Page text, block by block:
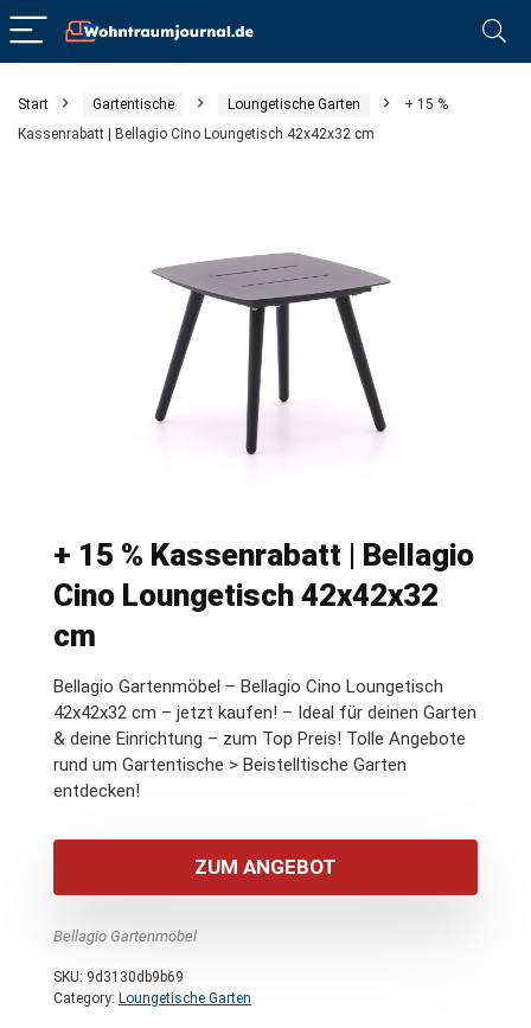
Start Gartentische Loungetische Garten
+ 15 %
Kassenrabatt | Bellagio Cino Loungetisch 42x42x32 cm
+ 15 % Kassenrabatt | Bellagio
Cino Loungetisch 42x42x32
cm
Bellagio Gartenmöbel – Bellagio Cino Loungetisch
42x42x32 cm – jetzt kaufen! – Ideal für deinen Garten
& deine Einrichtung – zum Top Preis! Tolle Angebote
rund um Gartentische > Beistelltische Garten
entdecken!
ZUM ANGEBOT
Bellagio Gartenmöbel
SKU: 9d3130db9b69
Category: Loungetische Garten